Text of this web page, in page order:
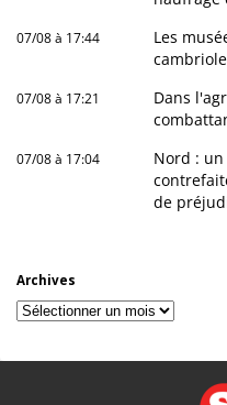
07/08 à 17:44
Les
07/08 à 17:21
Dans
07/08 à 17:04
Nord :
de
Archives
Archives